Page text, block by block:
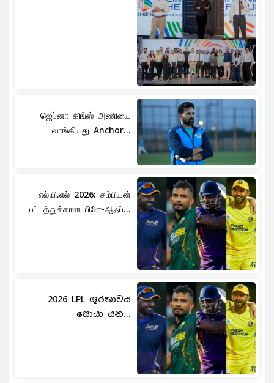
ஜெப்னா கிங்ஸ் அணியை
வாங்கியது Anchor...
எல்.பி.எல் 2026: சம்பியன்
பட்டத்துக்கான பிளே-ஆஃப்...
2026 LPL ශූරතාවය
සොයා යන...